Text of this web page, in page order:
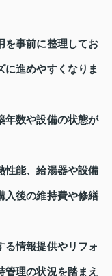
を事前に整理してお
に進めやすくなりま
年数や設備の状態が
性能、給湯器や設備
入後の維持費や修繕
る情報提供やリフォ
管理の状況を踏まえ